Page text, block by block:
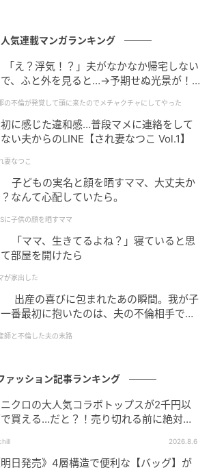
人気連載マンガランキング
「え？浮気！？」夫がなかなか帰宅しない
、ふと外を見ると…→予期せぬ光景が！
ャにしてやった
の不倫が発覚して頭に来たのでメチャクチャにしてやった
に感じた違和感…普段マメに連絡をして
い夫からのLINE【され妻なつこ Vol.1】
妻なつこ
子どもの実名と顔を晒すママ、大丈夫か
なんて心配していたら。
に子供の顔を晒すママ
「ママ、生きてるよね？」寝ていると思
部屋を開けたら
が家出した
出産の喜びに包まれたあの瞬間。我が子
番最初に抱いたのは、夫の不倫相手でし
師と不倫した夫の末路
ァッション記事ランキング
クロの大人気コラボトップスが2千円以
買える…だと？！売り切れる前に絶対買
2026.8.6
明日発売》4層構造で便利な【バッグ】が